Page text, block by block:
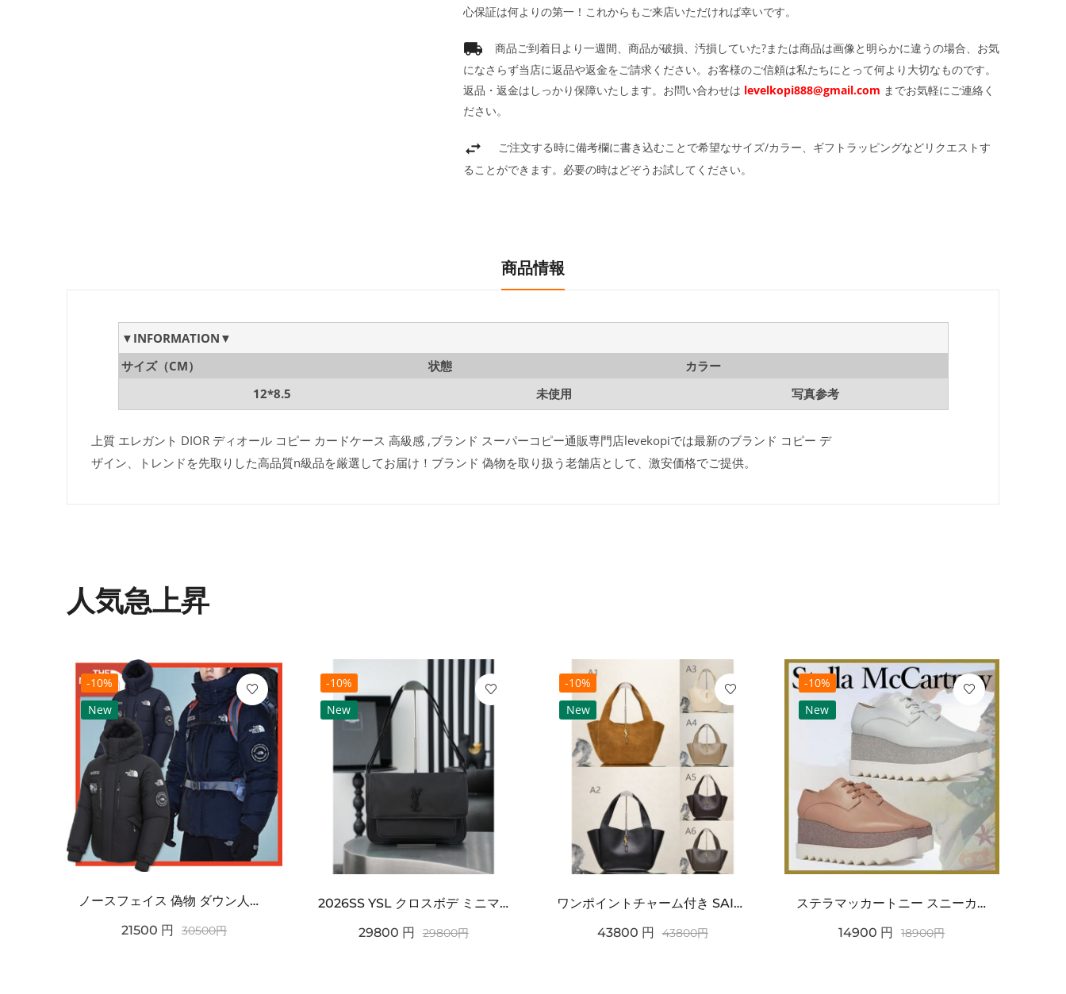
心保証は何よりの第一！これからもご来店いただければ幸いです。
商品ご到着日より一週間、商品が破損、汚損していた?または商品は画像と明らかに違うの場合、お気
になさらず当店に返品や返金をご請求ください。お客様のご信頼は私たちにとって何より大切なものです。
返品・返金はしっかり保障いたします。お問い合わせは levelkopi888@gmail.com までお気軽にご連絡く
ださい。
ご注文する時に備考欄に書き込むことで希望なサイズ/カラー、ギフトラッピングなどリクエストす
ることができます。必要の時はどぞうお試してください。
商品情報
▼INFORMATION▼
サイズ（CM）
状態
カラー
12*8.5
未使用 写真参考
上質 エレガント DIOR ディオール コピー カードケース 高級感 ,ブランド スーパーコピー通販専門店levekopiでは最新のブランド コピー デ
ザイン、トレンドを先取りした高品質n級品を厳選してお届け！ブランド 偽物を取り扱う老舗店として、激安価格でご提供。
人気急上昇
-10%
New
ノースフェイス 偽物 ダウン人気【THE NORTH FACE】M'S 7 SUMMIT HIM...
21500 円 30500円
-10%
New
2026SS YSL クロスボデ ミニマルフラップショルダー SAINT LAURENT サンロ...
29800 円 29800円
-10%
New
ワンポイントチャーム付き SAINT LAURENT サンローラン コピー バッグ シンプルラグ...
43800 円 43800円
-10%
New
ステラマッカートニー スニーカー 偽物エリスグリッタープラットフォーム810038KP02717...
14900 円 18900円